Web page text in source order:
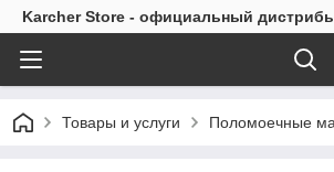
Karcher Store - официальный
Товары и услуги Поломоечные